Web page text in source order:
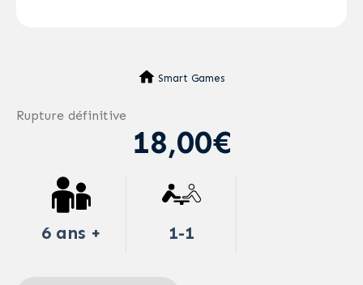
Smart Games
Rupture définitive
18,00€
6 ans + 1-1